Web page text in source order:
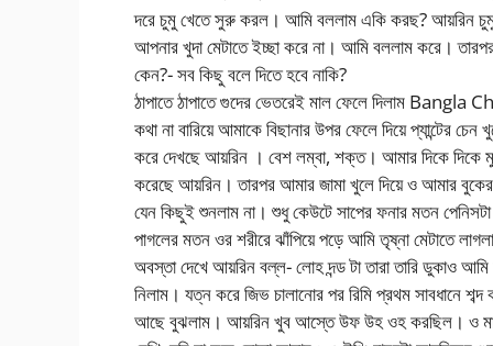
দরে চুমু খেতে সুরু করল। আমি বললাম একি করছ? আয়রিন
আপনার খুদা মেটাতে ইচ্ছা করে না। আমি বললাম করে।
কেন?- সব কিছু বলে দিতে হবে নাকি?
ঠাপাতে ঠাপাতে গুদের ভেতরেই মাল ফেলে দিলাম Bangla
কথা না বারিয়ে আমাকে বিছানার উপর ফেলে দিয়ে প্যান্টের
করে দেখছে আয়রিন । বেশ লম্বা, শক্ত। আমার দিকে দিকে
করেছে আয়রিন। তারপর আমার জামা খুলে দিয়ে ও আমার
যেন কিছুই শুনলাম না। শুধু কেউটে সাপের ফনার মতন
পাগলের মতন ওর শরীরে ঝাঁপিয়ে পড়ে আমি তৃষ্না মেটাতে
অবস্তা দেখে আয়রিন বল্ল- লোহ দন্ড টা তারা তারি ডুকাও
নিলাম। যত্ন করে জিভ চালানোর পর রিমি প্রথম সাবধানে
আছে বুঝলাম। আয়রিন খুব আস্তে উফ উহ ওহ করছিল। ও